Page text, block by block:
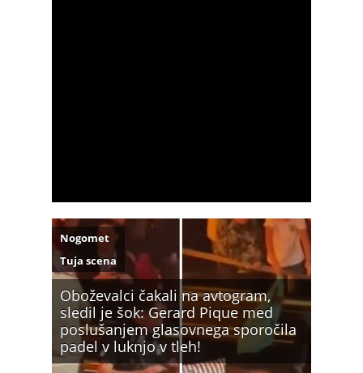
Oboževalci čakali na avtogram,
sledil je šok: Gerard Pique med
poslušanjem glasovnega sporočila
padel v luknjo v tleh!
Nogomet
Tuja scena